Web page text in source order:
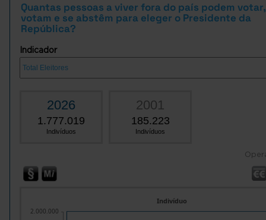
Quantas pessoas a viver fora do país podem votar,
votam e se abstêm para eleger o Presidente da
República?
Indicador
2026
1.777.019
Indivíduos
2001
185.223
Indivíduos
Indivíduo
2.000.000